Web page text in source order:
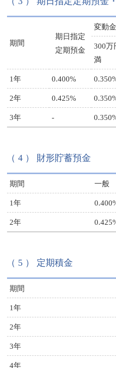
期間
期日指定
定期預金
変動
300万
満
1年 0.400%
2年 0.425%
3年 -
（ 4 ） 財形貯蓄預金
期間 一般
1年
2年
（ 5 ） 定期積金
期間
1年
2年
3年
4年